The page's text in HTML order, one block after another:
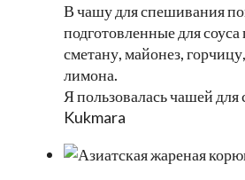
В чашу для спешивания
подготовленные для
сметану, майонез,
лимона.
Я пользовалась чашей
Kukmara